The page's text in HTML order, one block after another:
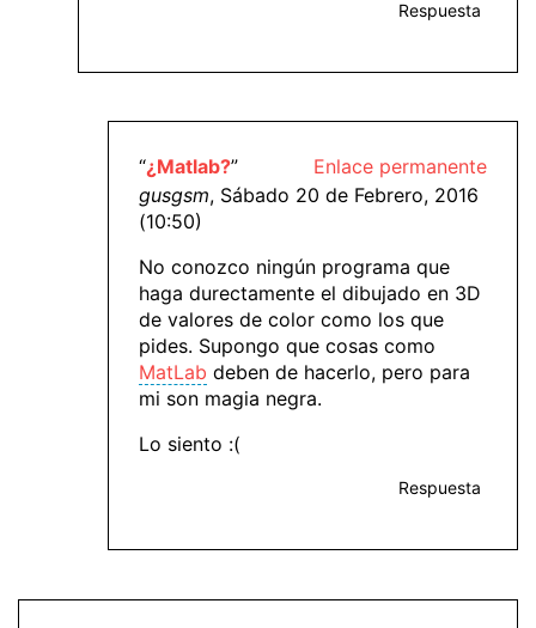
Respuesta
Enlace permanente
“¿Matlab?”
gusgsm, Sábado 20 de Febrero, 2016
(10:50)
No conozco ningún programa que
haga durectamente el dibujado en 3D
de valores de color como los que
pides. Supongo que cosas como
MatLab deben de hacerlo, pero para
mi son magia negra.
Lo siento :(
Respuesta